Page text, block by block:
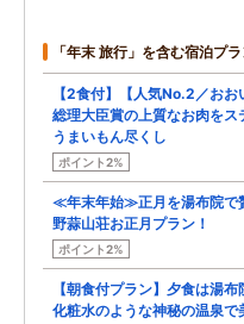
「年末 旅行」を含む宿泊プ
【2食付】【人気No.2／おお
総理大臣賞の上質なお肉を
うまいもん尽くし
ポイント2%
≪年末年始≫正月を湯布院で
野蒜山荘お正月プラン！
ポイント2%
【朝食付プラン】夕食は湯
化粧水のような神秘の温泉で